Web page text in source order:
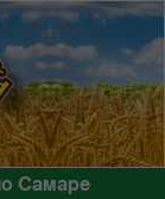
Самаре